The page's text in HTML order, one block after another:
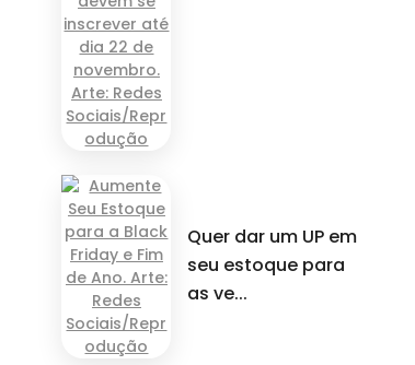
Quer dar um UP em
seu estoque para
as ve...